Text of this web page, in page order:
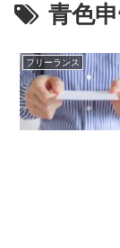
青色
フリーランス